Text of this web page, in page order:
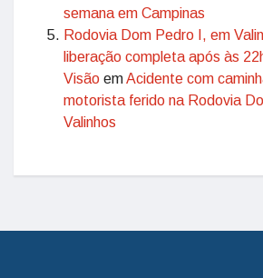
semana em Campinas
Rodovia Dom Pedro I, em
liberação completa após às
Visão emAcidente com
motorista ferido na Rodovia
Valinhos